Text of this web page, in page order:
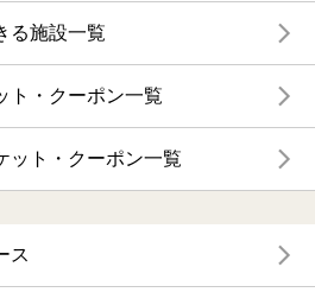
る施設一覧
ト・クーポン一覧
ット・クーポン一覧
ス